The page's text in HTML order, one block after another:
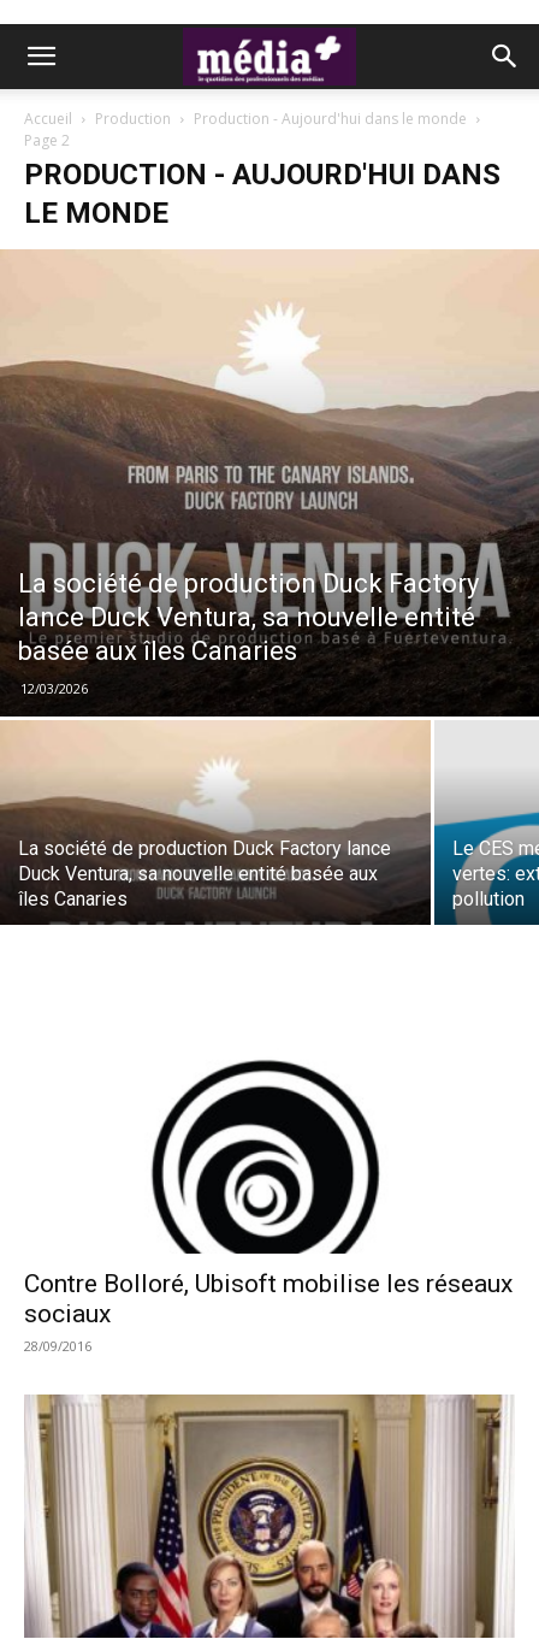
Accueil Production
Production - Aujourd'hui dans le monde
Page 2
PRODUCTION - AUJOURD'HUI DANS
LE MONDE
La société de production Duck Factory
lance Duck Ventura, sa nouvelle entité
basée aux îles Canaries
12/03/2026
La société de production Duck Factory lance
Duck Ventura, sa nouvelle entité basée aux
îles Canaries
Le CES
vertes:
pollution
Contre Bolloré, Ubisoft mobilise les réseaux
sociaux
28/09/2016